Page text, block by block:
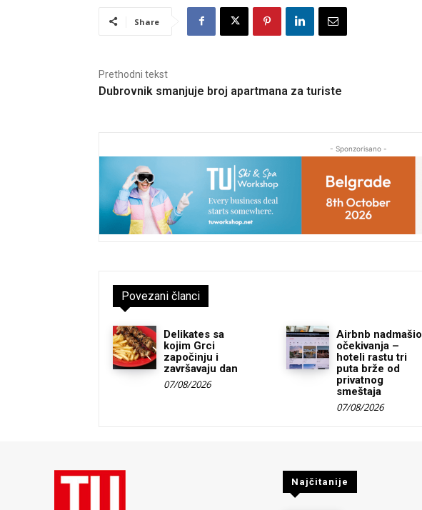
Share
Prethodni tekst
Dubrovnik smanjuje broj apartmana za turiste
- Sponzorisano -
Povezani članci
Delikates sa
kojim Grci
započinju i
završavaju dan
07/08/2026
Airbnb nadmašio
očekivanja –
hoteli rastu tri
puta brže od
privatnog
smeštaja
07/08/2026
Najčitanije